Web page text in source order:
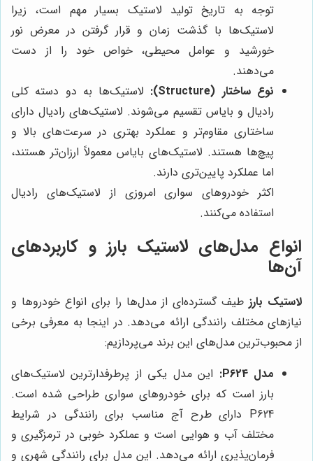
توجه به تاریخ تولید لاستیک بسیار مهم است، زیرا
لاستیک‌ها با گذشت زمان و قرار گرفتن در معرض نور
خورشید و عوامل محیطی، خواص خود را از دست
می‌دهند.
نوع ساختار (Structure):
لاستیک‌ها به دو دسته کلی
رادیال و بایاس تقسیم می‌شوند. لاستیک‌های رادیال دارای
ساختاری مقاوم‌تر و عملکرد بهتری در سرعت‌های بالا و
پیچ‌ها هستند. لاستیک‌های بایاس معمولاً ارزان‌تر هستند،
اما عملکرد پایین‌تری دارند.
اکثر خودروهای سواری امروزی از لاستیک‌های رادیال
استفاده می‌کنند.
انواع مدل‌های لاستیک بارز و کاربردهای
آن‌ها
لاستیک بارز طیف گسترده‌ای از مدل‌ها را برای انواع خودروها و
نیازهای مختلف رانندگی ارائه می‌دهد. در اینجا به معرفی برخی
از محبوب‌ترین مدل‌های این برند می‌پردازیم:
مدل P624:
این مدل یکی از پرطرفدارترین لاستیک‌های
بارز است که برای خودروهای سواری طراحی شده است.
P624 دارای طرح آج مناسب برای رانندگی در شرایط
مختلف آب و هوایی است و عملکرد خوبی در ترمزگیری و
فرمان‌پذیری ارائه می‌دهد. این مدل برای رانندگی شهری و